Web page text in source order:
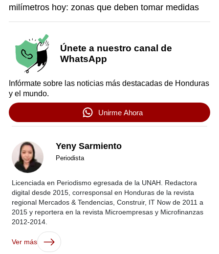
milímetros hoy: zonas que deben tomar medidas
Únete a nuestro canal de
WhatsApp
Infórmate sobre las noticias más destacadas de Honduras
y el mundo.
Unirme Ahora
Yeny Sarmiento
Periodista
Licenciada en Periodismo egresada de la UNAH. Redactora
digital desde 2015, corresponsal en Honduras de la revista
regional Mercados & Tendencias, Construir, IT Now de 2011 a
2015 y reportera en la revista Microempresas y Microfinanzas
2012-2014.
Ver más